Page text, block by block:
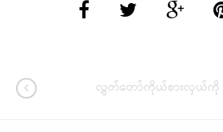
လွှတ်တော်ကိုယ်စားလှယ်ကို ဝ